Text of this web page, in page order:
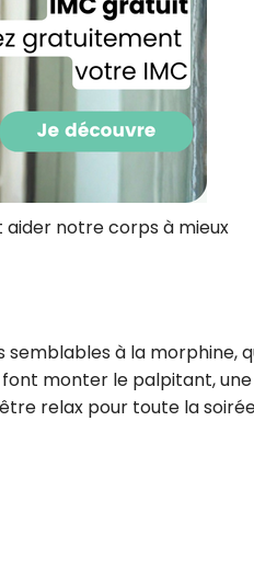
notre corps à mieux
semblables à la morphine,
monter le palpitant, une
relax pour toute la
que la newsletter
Je consens à ce que la société
Prisma Players analyse le taux
des courriels pour mesurer et
performances des campagnes.
Je reçois mon cadeau !